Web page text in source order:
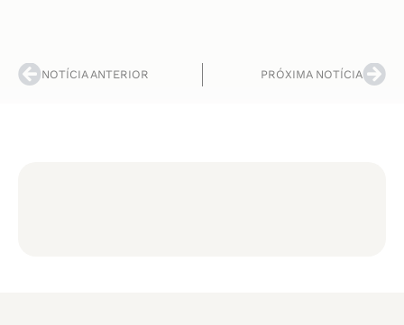
NOTÍCIA ANTERIOR PRÓXIMA NOTÍCIA